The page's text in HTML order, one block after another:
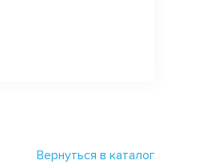
Вернуться в каталог